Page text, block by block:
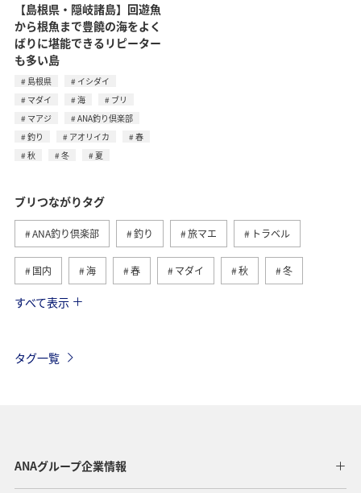
【島根県・隠岐諸島】回遊魚
から根魚まで豊饒の海をよく
ばりに堪能できるリピーター
も多い島
島根県
イシダイ
マダイ
海
ブリ
マアジ
ANA釣り倶楽部
釣り
アオリイカ
春
秋
冬 夏
ブリつながりタグ
ANA釣り倶楽部 釣り 旅マエ トラベル
国内 海 春 マダイ 秋 冬
神奈川県
すべて表示
タグ一覧
ANAグループ企業情報